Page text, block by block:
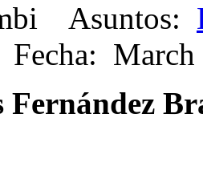
Asuntos:
March
Fernández